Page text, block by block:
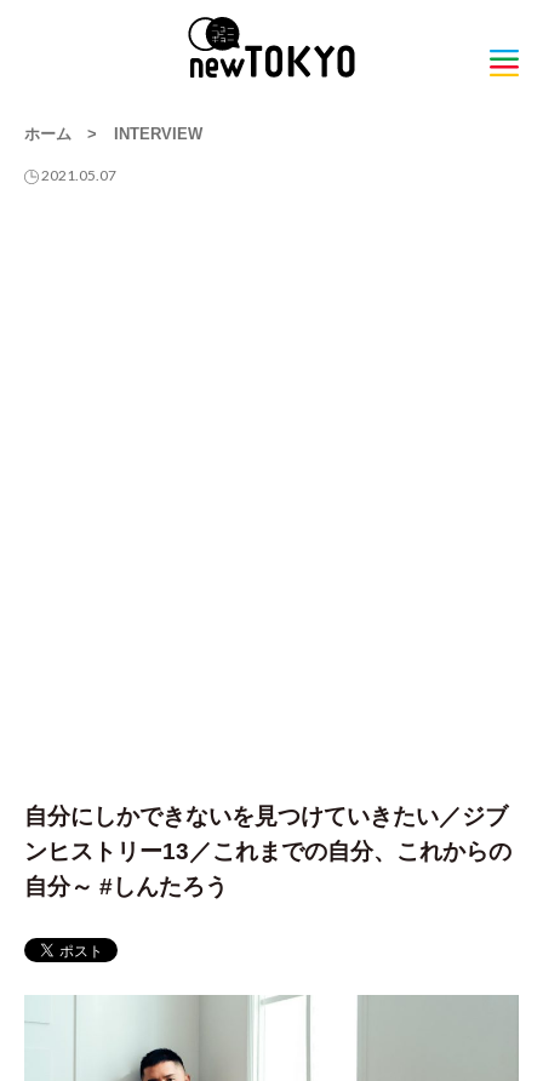
ホーム > INTERVIEW
2021.05.07
自分にしかできないを見つけていきたい／ジブ
ンヒストリー13／これまでの自分、これからの
自分～ #しんたろう